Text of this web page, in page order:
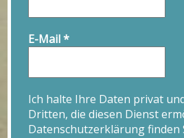
E-Mail*
Ich halte Ihre Daten privat
Dritten, die diesen Dienst
Datenschutzerklärung finden